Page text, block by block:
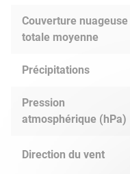
Couverture nuageuse
totale moyenne
Précipitations
Pression
atmosphérique (hPa)
Direction du vent